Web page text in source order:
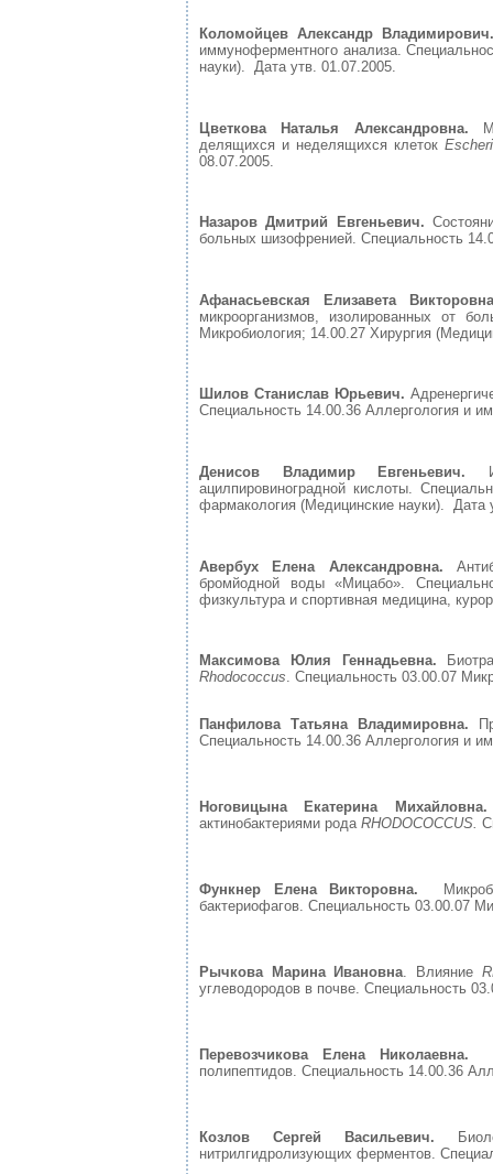
Коломойцев Александр
иммуноферментного анализа.
науки). Дата утв. 01.07.2005.
Цветкова Наталья Александровна.
делящихся и неделящихся клеток
08.07.2005.
Назаров Дмитрий Евгеньевич.
больных шизофренией. Специальность
Афанасьевская Елизавета
микроорганизмов, изолированных от
Микробиология; 14.00.27 Хирургия
Шилов Станислав Юрьевич.
Специальность 14.00.36 Аллергология и
Денисов Владимир Евгеньевич.
ацилпировиноградной кислоты.
фармакология (Медицинские науки). Дата
Авербух Елена Александровна.
бромйодной воды «Мицабо».
физкультура и спортивная медицина,
Максимова Юлия Геннадьевна.
Rhodococcus. Специальность 03.00.07
Панфилова Татьяна Владимировна.
Специальность 14.00.36 Аллергология и
Ноговицына Екатерина
актинобактериями рода RHODOCOCCUS.
Функнер Елена Викторовна.
бактериофагов. Специальность 03.00.07
Рычкова Марина Ивановна . Влияние
углеводородов в почве. Специальность
Перевозчикова Елена Николаевна.
полипептидов. Специальность 14.00.36
Козлов Сергей Васильевич.
нитрилгидролизующих ферментов.